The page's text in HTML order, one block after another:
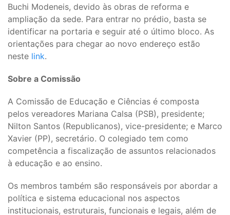
Buchi Modeneis, devido às obras de reforma e
ampliação da sede. Para entrar no prédio, basta se
identificar na portaria e seguir até o último bloco. As
orientações para chegar ao novo endereço estão
neste link.
Sobre a Comissão
A Comissão de Educação e Ciências é composta
pelos vereadores Mariana Calsa (PSB), presidente;
Nilton Santos (Republicanos), vice-presidente; e Marco
Xavier (PP), secretário. O colegiado tem como
competência a fiscalização de assuntos relacionados
à educação e ao ensino.
Os membros também são responsáveis por abordar a
política e sistema educacional nos aspectos
institucionais, estruturais, funcionais e legais, além de